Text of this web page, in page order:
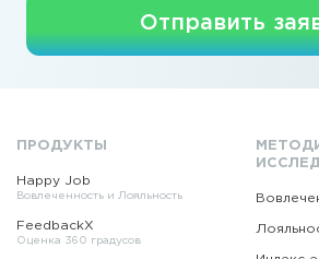
Отправить
ПРОДУКТЫ
Happy Job
Вовлеченность и Лояльность
FeedbackX
Оценка 360 градусов